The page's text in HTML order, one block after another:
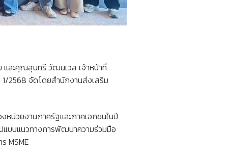
และคุณสุนทรี วัฒนเวส เจ้าหน้าที่
2568 จัดโดยสำนักงานส่งเสริม
หน่วยงานภาครัฐและภาคเอกชนในปี
แบบแนวทางการพัฒนาความร่วมมือ
MSME